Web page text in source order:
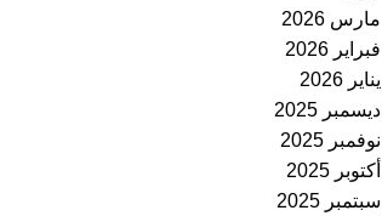
مارس 2026
فبراير 2026
يناير 2026
ديسمبر 2025
نوفمبر 2025
أكتوبر 2025
سبتمبر 2025